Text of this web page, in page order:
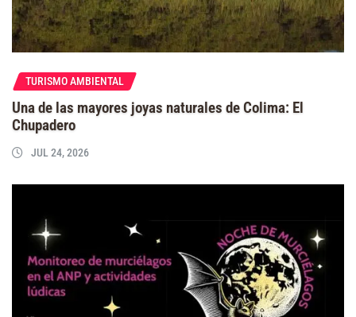
TURISMO AMBIENTAL
Una de las mayores joyas naturales de Colima: El
Chupadero
JUL 24, 2026